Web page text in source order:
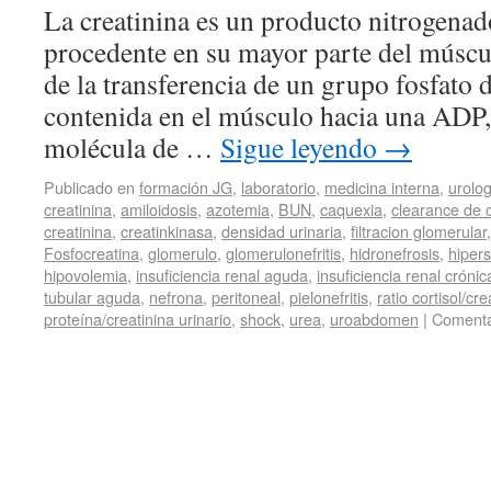
La creatinina es un producto
procedente en su mayor parte del
de la transferencia de un grupo fosfato
contenida en el músculo hacia una
molécula de … Sigue leyendo →
Publicado en formación JG, laboratorio, medicina interna,
creatinina, amiloidosis, azotemia, BUN, caquexia, clearance de
creatinina, creatinkinasa, densidad urinaria, filtracion glomerular
Fosfocreatina, glomerulo, glomerulonefritis, hidronefrosis,
hipovolemia, insuficiencia renal aguda, insuficiencia renal
tubular aguda, nefrona, peritoneal, pielonefritis, ratio cortisol/
proteína/creatinina urinario, shock, urea, uroabdomen |